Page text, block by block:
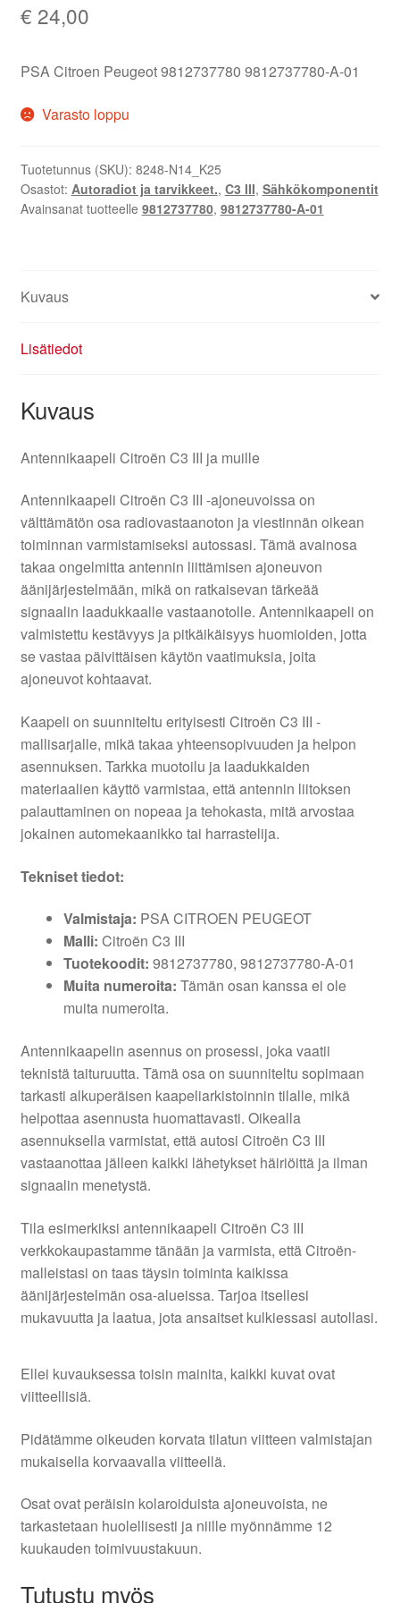
€ 24,00
PSA Citroen Peugeot 9812737780 9812737780-A-01
Varasto loppu
Tuotetunnus (SKU): 8248-N14_K25
Osastot: Autoradiot ja tarvikkeet., C3 III, Sähkökomponentit
Avainsanat tuotteelle 9812737780, 9812737780-A-01
Kuvaus
Lisätiedot
Kuvaus
Antennikaapeli Citroën C3 III ja muille
Antennikaapeli Citroën C3 III -ajoneuvoissa on
välttämätön osa radiovastaanoton ja viestinnän oikean
toiminnan varmistamiseksi autossasi. Tämä avainosa
takaa ongelmitta antennin liittämisen ajoneuvon
äänijärjestelmään, mikä on ratkaisevan tärkeää
signaalin laadukkaalle vastaanotolle. Antennikaapeli on
valmistettu kestävyys ja pitkäikäisyys huomioiden, jotta
se vastaa päivittäisen käytön vaatimuksia, joita
ajoneuvot kohtaavat.
Kaapeli on suunniteltu erityisesti Citroën C3 III -
mallisarjalle, mikä takaa yhteensopivuuden ja helpon
asennuksen. Tarkka muotoilu ja laadukkaiden
materiaalien käyttö varmistaa, että antennin liitoksen
palauttaminen on nopeaa ja tehokasta, mitä arvostaa
jokainen automekaanikko tai harrastelija.
Tekniset tiedot:
Valmistaja: PSA CITROEN PEUGEOT
Malli: Citroën C3 III
Tuotekoodit: 9812737780, 9812737780-A-01
Muita numeroita: Tämän osan kanssa ei ole
muita numeroita.
Antennikaapelin asennus on prosessi, joka vaatii
teknistä taituruutta. Tämä osa on suunniteltu sopimaan
tarkasti alkuperäisen kaapeliarkistoinnin tilalle, mikä
helpottaa asennusta huomattavasti. Oikealla
asennuksella varmistat, että autosi Citroën C3 III
vastaanottaa jälleen kaikki lähetykset häiriöittä ja ilman
signaalin menetystä.
Tila esimerkiksi antennikaapeli Citroën C3 III
verkkokaupastamme tänään ja varmista, että Citroën-
malleistasi on taas täysin toiminta kaikissa
äänijärjestelmän osa-alueissa. Tarjoa itsellesi
mukavuutta ja laatua, jota ansaitset kulkiessasi autollasi.
Ellei kuvauksessa toisin mainita, kaikki kuvat ovat
viitteellisiä.
Pidätämme oikeuden korvata tilatun viitteen valmistajan
mukaisella korvaavalla viitteellä.
Osat ovat peräisin kolaroiduista ajoneuvoista, ne
tarkastetaan huolellisesti ja niille myönnämme 12
kuukauden toimivuustakuun.
Tutustu myös